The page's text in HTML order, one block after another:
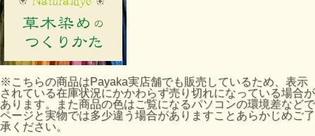
※こちらの商品はPayaka実店舗でも販売しているため、表示
されている在庫状況にかかわらず売り切れになっている場合が
あります。また商品の色はご覧になるパソコンの環境差などで
ページと実物では多少違う場合がありますことあらかじめご了
承ください。